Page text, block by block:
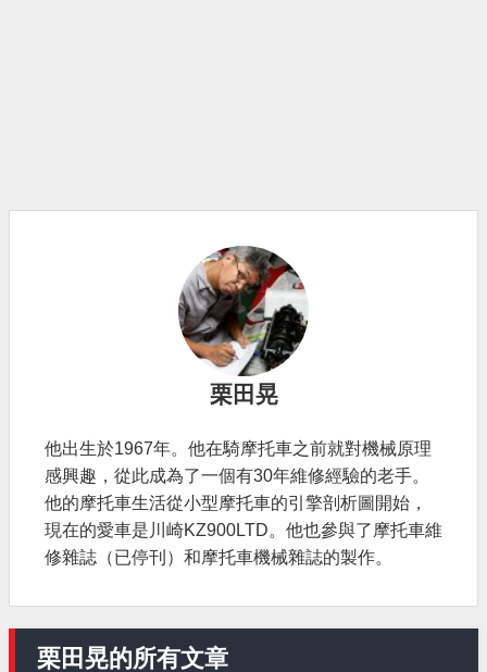
栗田晃
他出生於1967年。他在騎摩托車之前就對機械原理
感興趣，從此成為了一個有30年維修經驗的老手。
他的摩托車生活從小型摩托車的引擎剖析圖開始，
現在的愛車是川崎KZ900LTD。他也參與了摩托車維
修雜誌（已停刊）和摩托車機械雜誌的製作。
栗田晃的所有文章